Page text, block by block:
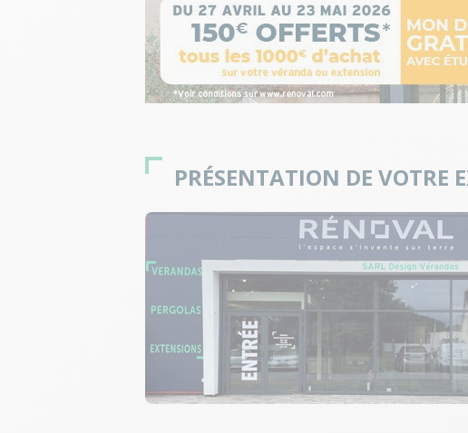
PRÉSENTATION DE VOTRE